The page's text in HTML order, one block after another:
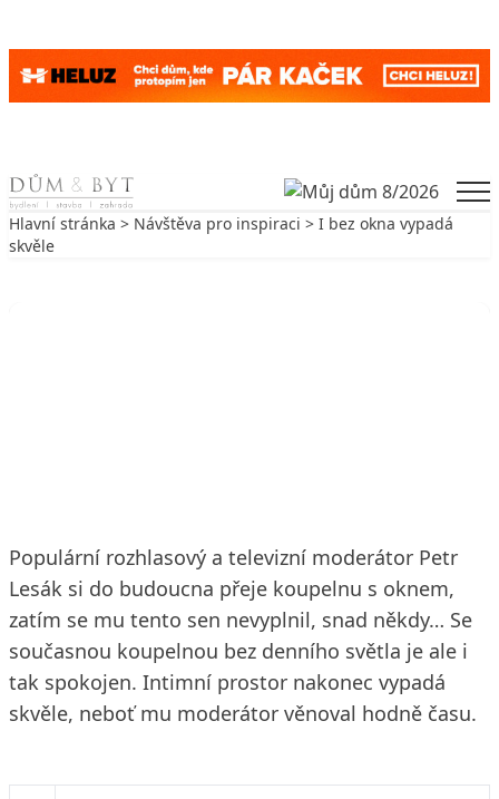
Skip to content
Hlavní stránka > Návštěva pro inspiraci > I bez okna vypadá
skvěle
Populární rozhlasový a televizní moderátor Petr
Lesák si do budoucna přeje koupelnu s oknem,
zatím se mu tento sen nevyplnil, snad někdy… Se
současnou koupelnou bez denního světla je ale i
tak spokojen. Intimní prostor nakonec vypadá
skvěle, neboť mu moderátor věnoval hodně času.